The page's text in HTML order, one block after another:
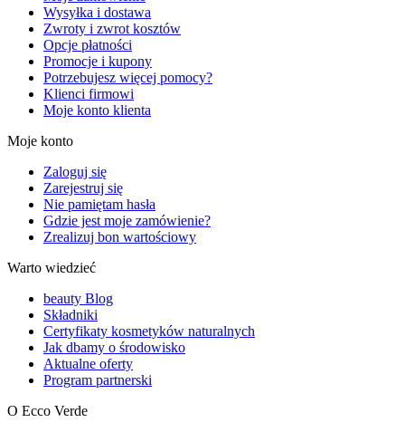
Wysyłka i dostawa
Zwroty i zwrot kosztów
Opcje płatności
Promocje i kupony
Potrzebujesz więcej pomocy?
Klienci firmowi
Moje konto klienta
Moje konto
Zaloguj się
Zarejestruj się
Nie pamiętam hasła
Gdzie jest moje zamówienie?
Zrealizuj bon wartościowy
Warto wiedzieć
beauty Blog
Składniki
Certyfikaty kosmetyków naturalnych
Jak dbamy o środowisko
Aktualne oferty
Program partnerski
O Ecco Verde